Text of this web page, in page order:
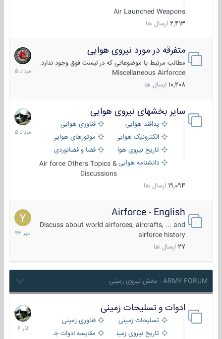
Air Launched Weapons
2,413 ارسال ها
متفرقه در مورد نیروی هوایی
مطالب مرتبط با موضوعاتی که در لیست فوق وجود ندارد.
Miscellaneous Airforcce
10,208 ارسال ها
7
مرداد
1405
سایر بخشهای نیروی هوایی
پدافند هوایی
فناوری هوایی
الکترونیک هوایی
موتورهای هوایی
تاریخ نیروی هوایی
فضا و فضانوردی
دانشنامه هواییAir force Others Topics &
Discussions
19,094 ارسال ها
2
مرداد
1405
Airforce - English
Discuss about world airforces, aircrafts, ... and
airforce history
27 ارسال ها
15
مهر
1393
ARMY FORUM - بخش نیروی زمینی
ادوات و تسلیحات زمینی
تسلیحات زمینی
فناوری زمینی
تاریخ نیروی زمینی
مقایسه ادوات جنگی
21
آذر
1404